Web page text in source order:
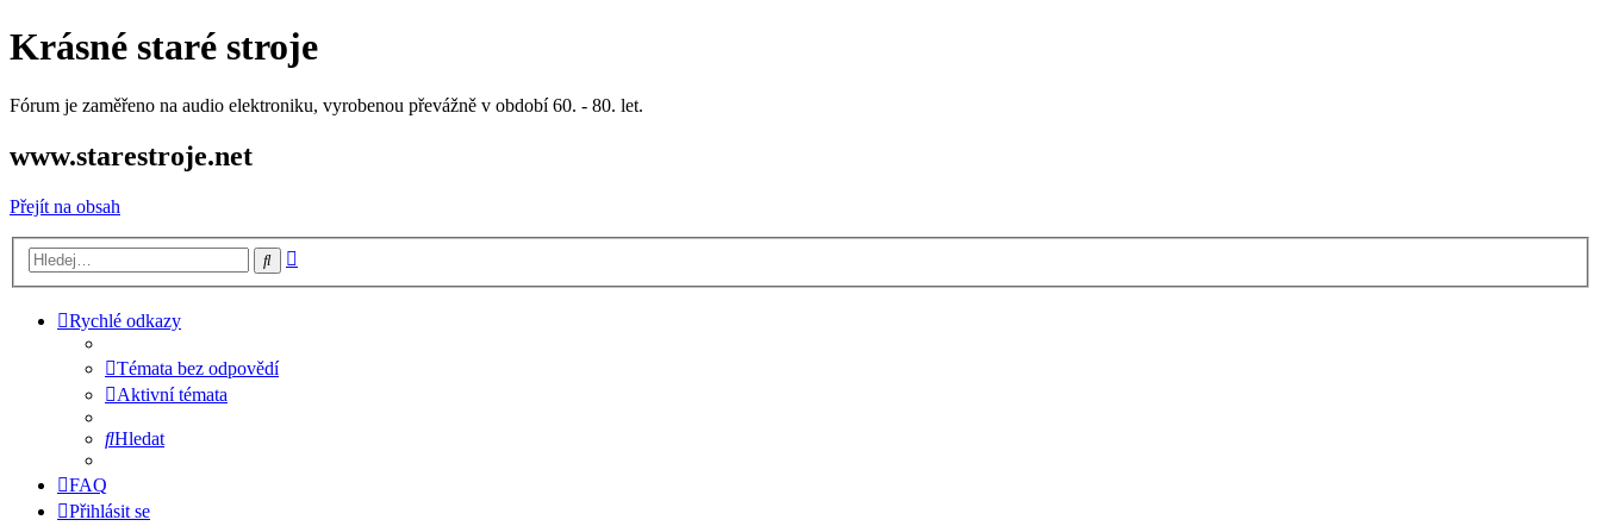
Krásné staré stroje
Fórum je zaměřeno na audio elektroniku, vyrobenou převážně v období 60. - 80. let.
www.starestroje.net
Přejít na obsah
Hledat
Rychlé odkazy
Témata bez odpovědí
Aktivní témata
Hledat
FAQ
Přihlásit se